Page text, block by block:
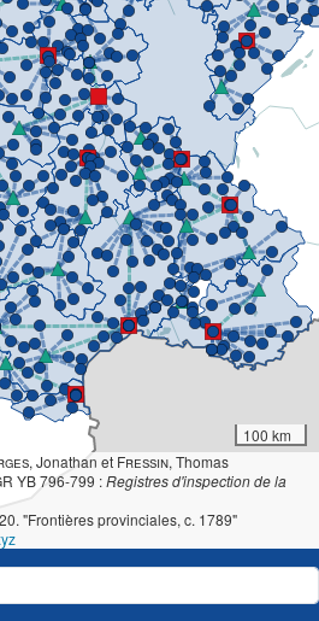
100 km
, Jonathan et Fressin, Thomas
YB 796-799 :Registres d'inspection de la
"Frontières provinciales, c. 1789"